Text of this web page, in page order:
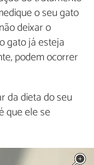
o seu gato
deixar o
gato já esteja
podem ocorrer
da dieta do seu
que ele se